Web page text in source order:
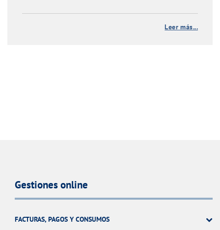
Leer más...
Gestiones online
FACTURAS, PAGOS Y CONSUMOS